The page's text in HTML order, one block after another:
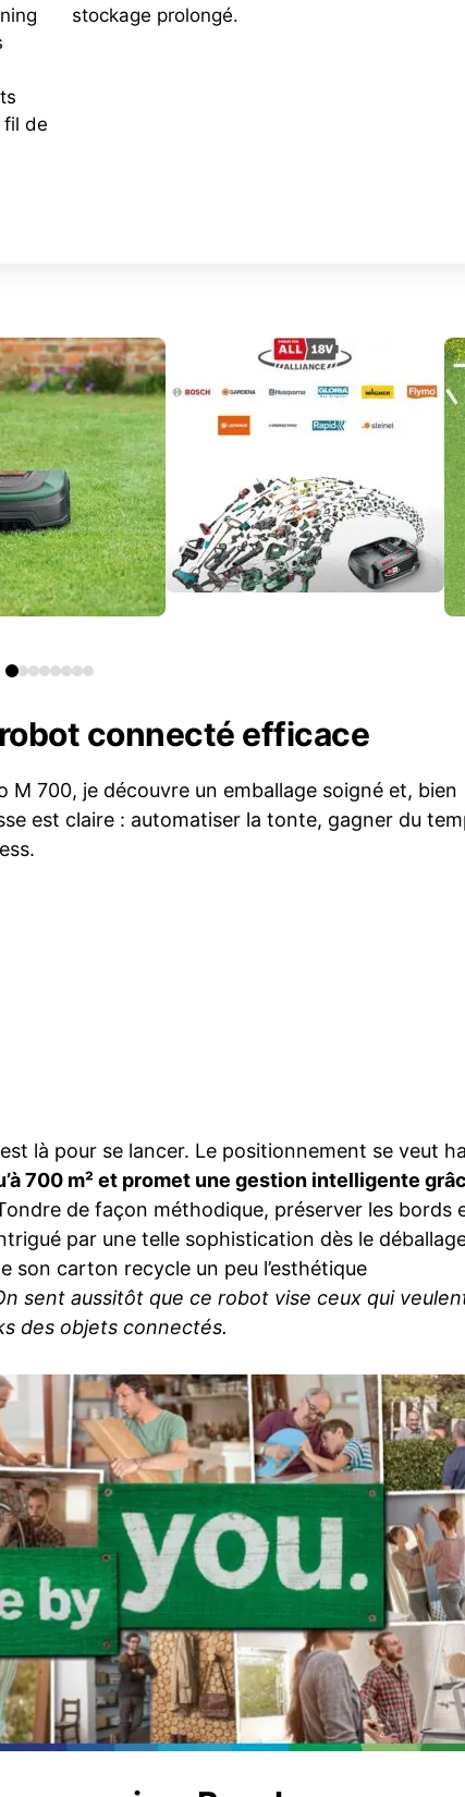
fil de
stockage prolongé.
connecté efficace
M 700, je découvre un emballage soigné et, bien
est claire : automatiser la tonte, gagner du
là pour se lancer. Le positionnement se veut
700 m² et promet une gestion intelligente
de façon méthodique, préserver les bords
par une telle sophistication dès le
son carton recycle un peu l’esthétique
sent aussitôt que ce robot vise ceux qui
des objets connectés.